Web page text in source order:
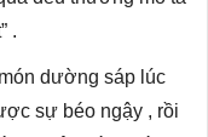
.
dường sáp lúc
sự béo ngậy , rồi